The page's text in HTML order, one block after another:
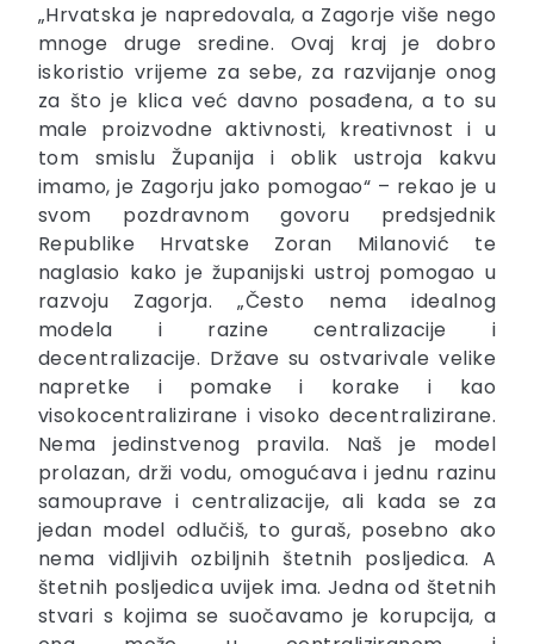
„Hrvatska je napredovala, a Zagorje više nego
mnoge druge sredine. Ovaj kraj je dobro
iskoristio vrijeme za sebe, za razvijanje onog
za što je klica već davno posađena, a to su
male proizvodne aktivnosti, kreativnost i u
tom smislu Županija i oblik ustroja kakvu
imamo, je Zagorju jako pomogao“ – rekao je u
svom pozdravnom govoru predsjednik
Republike Hrvatske Zoran Milanović te
naglasio kako je županijski ustroj pomogao u
razvoju Zagorja. „Često nema idealnog
modela i razine centralizacije i
decentralizacije. Države su ostvarivale velike
napretke i pomake i korake i kao
visokocentralizirane i visoko decentralizirane.
Nema jedinstvenog pravila. Naš je model
prolazan, drži vodu, omogućava i jednu razinu
samouprave i centralizacije, ali kada se za
jedan model odlučiš, to guraš, posebno ako
nema vidljivih ozbiljnih štetnih posljedica. A
štetnih posljedica uvijek ima. Jedna od štetnih
stvari s kojima se suočavamo je korupcija, a